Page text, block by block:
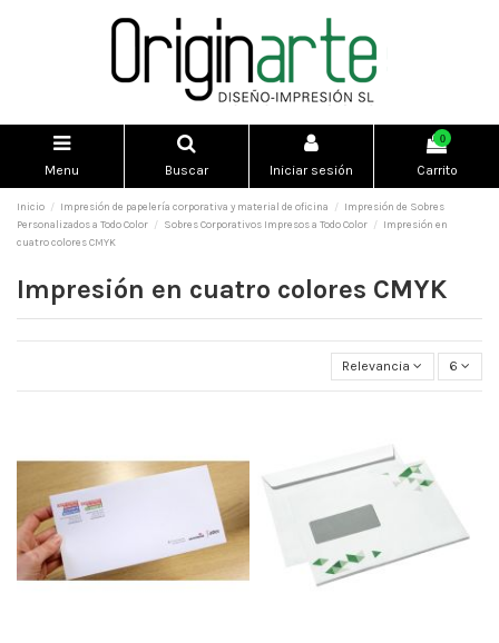
Menu Buscar Iniciar sesión
0
Carrito
Inicio Impresión de papelería corporativa y material de oficina
Impresión de Sobres
Personalizados a Todo Color
Sobres Corporativos Impresos a Todo Color
Impresión en
cuatro colores CMYK
Impresión en cuatro colores CMYK
Relevancia 6